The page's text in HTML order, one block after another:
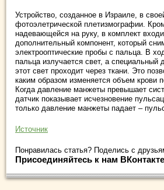
Устройство, созданное в Израиле, в
фотоэлетрической плетизмографии.
надевающейся на руку, в комплект
дополнительный компонент, который
электрооптические пробы с пальца. В
пальца излучается свет, а специальный
этот свет проходит через ткани. Это
каким образом изменяется объем крови
Когда давление манжеты превышает
датчик показывает исчезновение
только давление манжеты падает –
Источник
Понравилась статья? Поделись с
Присоединяйтесь к нам